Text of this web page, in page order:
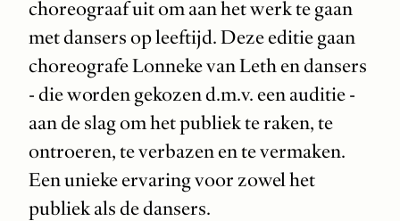
choreograaf uit om aan het werk te gaan
met dansers op leeftijd. Deze editie gaan
choreografe Lonneke van Leth en dansers
- die worden gekozen d.m.v. een auditie -
aan de slag om het publiek te raken, te
ontroeren, te verbazen en te vermaken.
Een unieke ervaring voor zowel het
publiek als de dansers.